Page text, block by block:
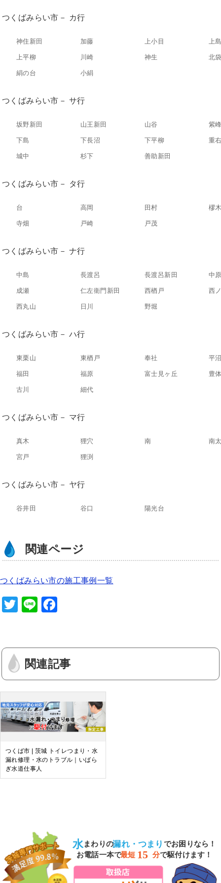
つくばみらい市－ カ行
神住新田 加藤 上小目 上
上平柳 川崎 神生 北
絹の台 小絹
つくばみらい市－ サ行
坂野新田 山王新田 山谷 紫
下島 下長沼 下平柳 重
城中 杉下 善助新田
つくばみらい市－ タ行
台 高岡 田村 樛
寺畑 戸崎 戸茂
つくばみらい市－ ナ行
中島 長渡呂 長渡呂新田 中
成瀬 仁左衛門新田 西楢戸 西
西丸山 日川 野堀
つくばみらい市－ ハ行
東栗山 東楢戸 奉社 平
福田 福原 富士見ヶ丘 豊
古川 細代
つくばみらい市－ マ行
真木 狸穴 南 南
宮戸 狸渕
つくばみらい市－ ヤ行
谷井田 谷口 陽光台
関連ページ
つくばみらい市の施工事例一覧
T
er
Li
e
b
o
o
k
関連記事
つくば市 | 茨城 トイレつまり・水
漏れ修理・水のトラブル｜いばら
ぎ水道仕事人
水まわりの漏れ・つまり でお困りなら！
お電話一本で最短 分で駆付けます！
15